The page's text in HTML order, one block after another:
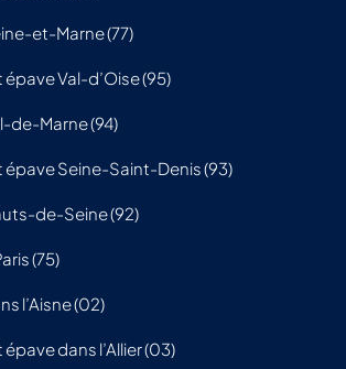
et-Marne (77)
Val-d’Oise (95)
de-Marne (94)
épave Seine-Saint-Denis (93)
de-Seine (92)
(75)
l’Aisne (02)
dans l’Allier (03)